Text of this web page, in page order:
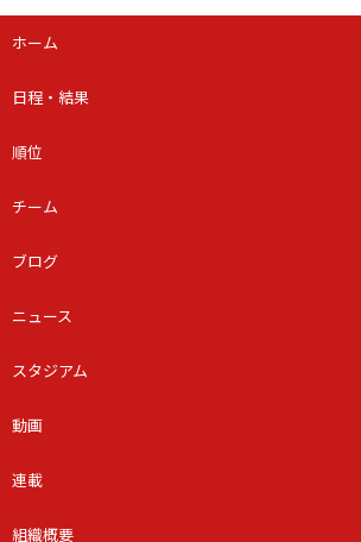
ホーム
日程・結果
順位
チーム
ブログ
ニュース
スタジアム
動画
連載
組織概要